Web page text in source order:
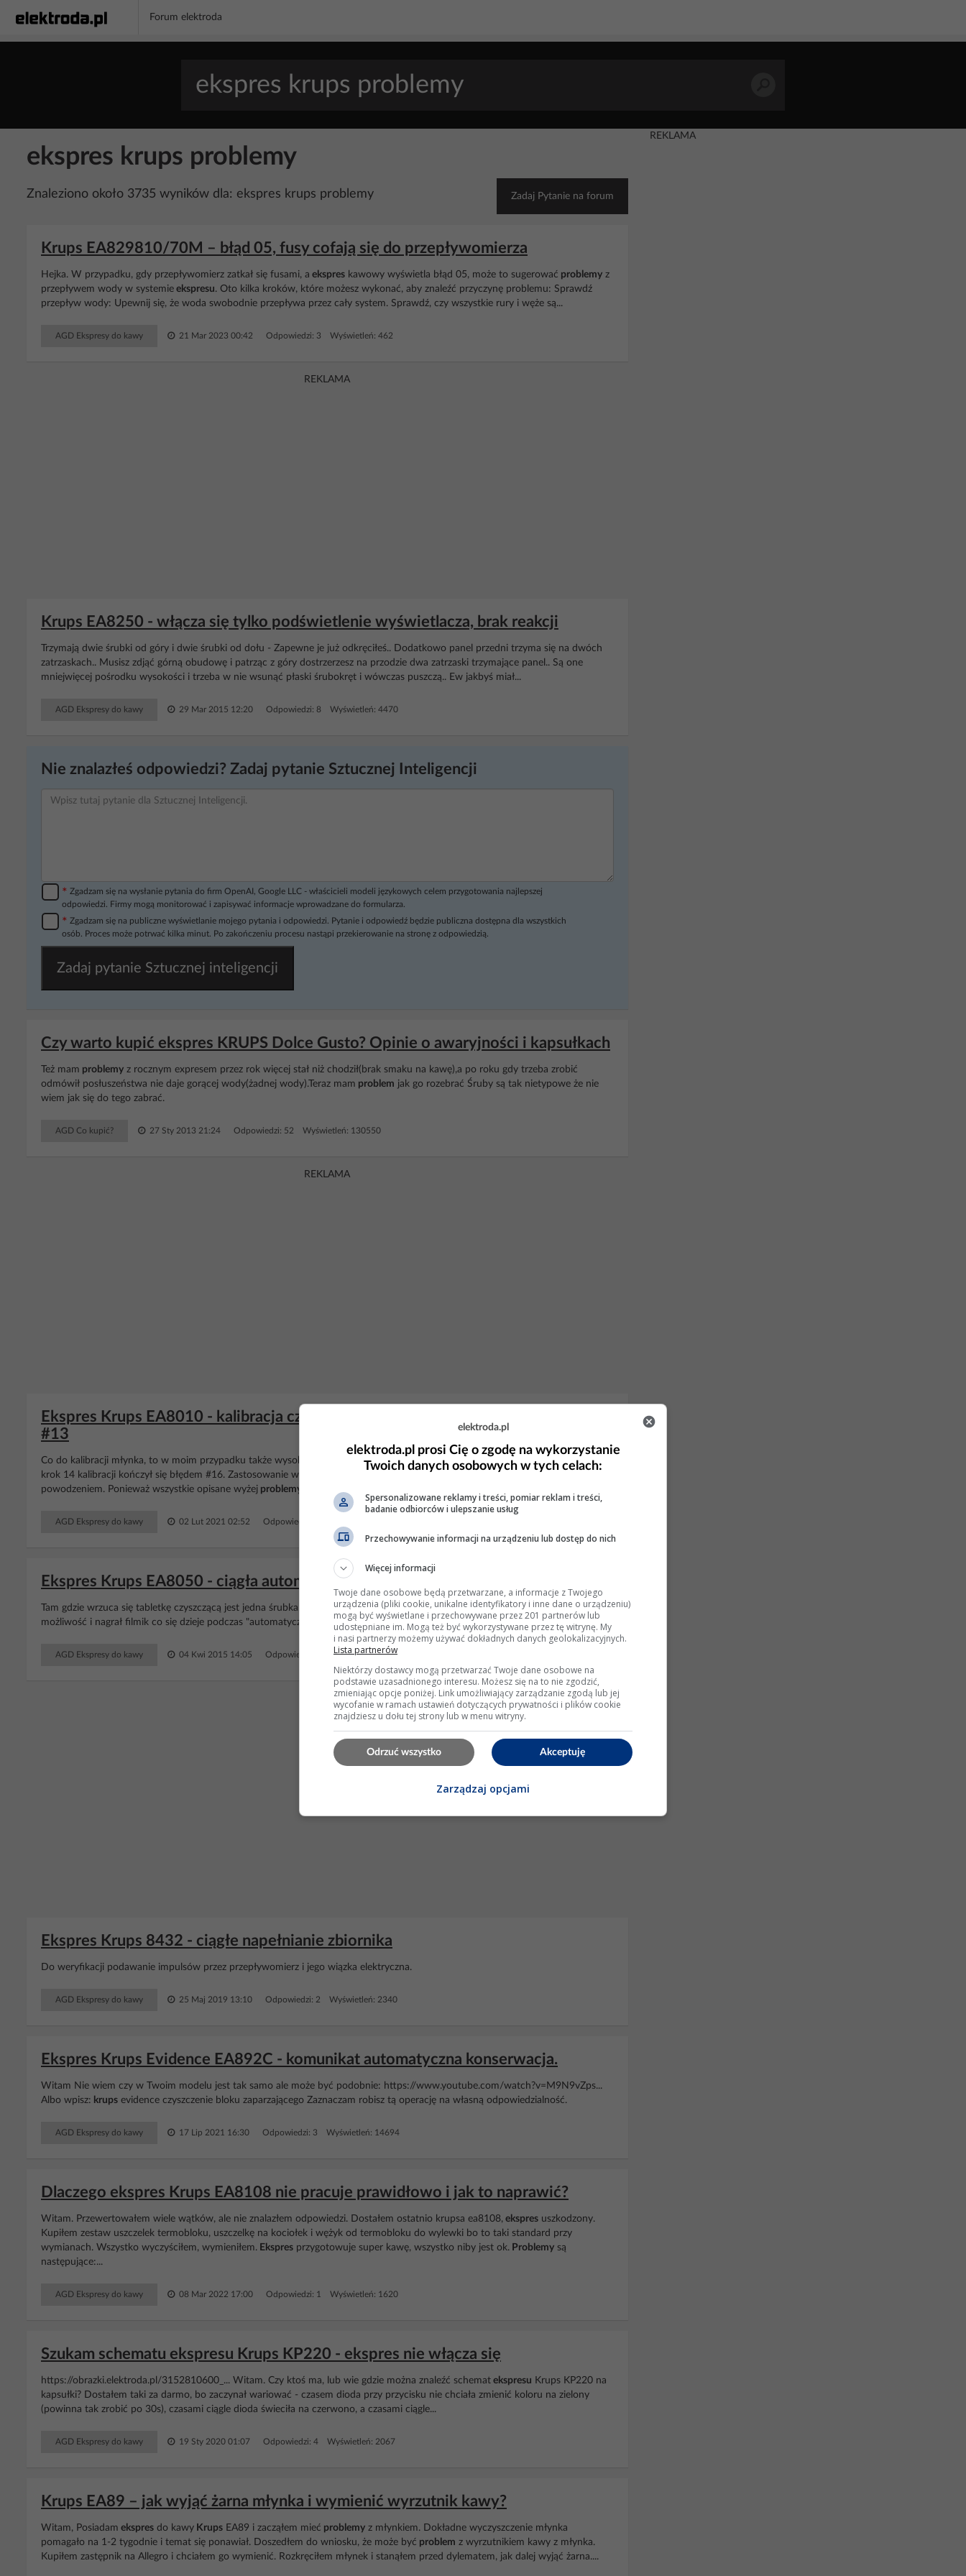
Forum elektroda
ekspres krups problemy
Znaleziono około 3735 wyników dla: ekspres krups problemy Zadaj Pytanie na forum
Krups EA829810/70M – błąd 05, fusy cofają się do przepływomierza
Hejka. W przypadku, gdy przepływomierz zatkał się fusami, a ekspres kawowy wyświetla błąd 05, może to sugerować problemy z
przepływem wody w systemie ekspresu. Oto kilka kroków, które możesz wykonać, aby znaleźć przyczynę problemu: Sprawdź
przepływ wody: Upewnij się, że woda swobodnie przepływa przez cały system. Sprawdź, czy wszystkie rury i węże są...
AGD Ekspresy do kawy 21 Mar 2023 00:42 Odpowiedzi: 3 Wyświetleń: 462
REKLAMA
Krups EA8250 - włącza się tylko podświetlenie wyświetlacza, brak reakcji
Trzymają dwie śrubki od góry i dwie śrubki od dołu - Zapewne je już odkręciłeś.. Dodatkowo panel przedni trzyma się na dwóch
zatrzaskach.. Musisz zdjąć górną obudowę i patrząc z góry dostrzerzesz na przodzie dwa zatrzaski trzymające panel.. Są one
mniejwięcej pośrodku wysokości i trzeba w nie wsunąć płaski śrubokręt i wówczas puszczą.. Ew jakbyś miał...
AGD Ekspresy do kawy 29 Mar 2015 12:20 Odpowiedzi: 8 Wyświetleń: 4470
Nie znalazłeś odpowiedzi? Zadaj pytanie Sztucznej Inteligencji
* Zgadzam się na wysłanie pytania do firm OpenAI, Google LLC - właścicieli modeli językowych celem przygotowania najlepszej
odpowiedzi. Firmy mogą monitorować i zapisywać informacje wprowadzane do formularza.
* Zgadzam się na publiczne wyświetlanie mojego pytania i odpowiedzi. Pytanie i odpowiedź będzie publiczna dostępna dla wszystkich
osób. Proces może potrwać kilka minut. Po zakończeniu procesu nastąpi przekierowanie na stronę z odpowiedzią.
Zadaj pytanie Sztucznej inteligencji
Czy warto kupić ekspres KRUPS Dolce Gusto? Opinie o awaryjności i kapsułkach
Też mam problemy z rocznym expresem przez rok więcej stał niż chodził(brak smaku na kawę),a po roku gdy trzeba zrobić
odmówił posłuszeństwa nie daje gorącej wody(żadnej wody).Teraz mam problem jak go rozebrać Śruby są tak nietypowe że nie
wiem jak się do tego zabrać.
AGD Co kupić? 27 Sty 2013 21:24 Odpowiedzi: 52 Wyświetleń: 130550
REKLAMA
Ekspres Krups EA8010 - kalibracja czasu pracy młynka - niepowodzenie - błąd
#13
Co do kalibracji młynka, to w moim przypadku także wysokość nakrętki 10mm jako "pastylki kalibracyjnej" okazała się zbyt mała -
krok 14 kalibracji kończył się błędem #16. Zastosowanie wyższej nakrętki 12+ mm pozwoliło zakończyć kalibrację młynka
powodzeniem. Ponieważ wszystkie opisane wyżej problemy
AGD Ekspresy do kawy 02 Lut 2021 02:52 Odpowiedzi: 3 Wyświetleń: 6762
Ekspres Krups EA8050 - ciągła automatyczna konserwacja, jak to naprawić?
Tam gdzie wrzuca się tabletkę czyszczącą jest jedna śrubka.. Odkręć ją i wyjmij tą kratkę.. Najlepiej by było wówczas jakbyś miał
możliwość i nagrał filmik co się dzieje podczas "automatycznej konserwacji"
AGD Ekspresy do kawy 04 Kwi 2015 14:05 Odpowiedzi: 4 Wyświetleń: 19458
REKLAMA
Ekspres Krups 8432 - ciągłe napełnianie zbiornika
Do weryfikacji podawanie impulsów przez przepływomierz i jego wiązka elektryczna.
AGD Ekspresy do kawy 25 Maj 2019 13:10 Odpowiedzi: 2 Wyświetleń: 2340
Ekspres Krups Evidence EA892C - komunikat automatyczna konserwacja.
Witam Nie wiem czy w Twoim modelu jest tak samo ale może być podobnie: https://www.youtube.com/watch?v=M9N9vZps...
Albo wpisz: krups evidence czyszczenie bloku zaparzającego Zaznaczam robisz tą operację na własną odpowiedzialność.
AGD Ekspresy do kawy 17 Lip 2021 16:30 Odpowiedzi: 3 Wyświetleń: 14694
Dlaczego ekspres Krups EA8108 nie pracuje prawidłowo i jak to naprawić?
Witam. Przewertowałem wiele wątków, ale nie znalazłem odpowiedzi. Dostałem ostatnio krupsa ea8108, ekspres uszkodzony.
Kupiłem zestaw uszczelek termobloku, uszczelkę na kociołek i wężyk od termobloku do wylewki bo to taki standard przy
wymianach. Wszystko wyczyściłem, wymieniłem. Ekspres przygotowuje super kawę, wszystko niby jest ok. Problemy są
następujące:...
AGD Ekspresy do kawy 08 Mar 2022 17:00 Odpowiedzi: 1 Wyświetleń: 1620
Szukam schematu ekspresu Krups KP220 - ekspres nie włącza się
https://obrazki.elektroda.pl/3152810600_... Witam. Czy ktoś ma, lub wie gdzie można znaleźć schemat ekspresu Krups KP220 na
kapsułki? Dostałem taki za darmo, bo zaczynał wariować - czasem dioda przy przycisku nie chciała zmienić koloru na zielony
(powinna tak zrobić po 30s), czasami ciągle dioda świeciła na czerwono, a czasami ciągle...
AGD Ekspresy do kawy 19 Sty 2020 01:07 Odpowiedzi: 4 Wyświetleń: 2067
Krups EA89 – jak wyjąć żarna młynka i wymienić wyrzutnik kawy?
Witam, Posiadam ekspres do kawy Krups EA89 i zacząłem mieć problemy z młynkiem. Dokładne wyczyszczenie młynka
pomagało na 1-2 tygodnie i temat się ponawiał. Doszedłem do wniosku, że może być problem z wyrzutnikiem kawy z młynka.
Kupiłem zastępnik na Allegro i chciałem go wymienić. Rozkręciłem młynek i stanąłem przed dylematem, jak dalej wyjąć żarna....
REKLAMA
elektroda.pl
elektroda.pl prosi Cię o zgodę na wykorzystanie
Twoich danych osobowych w tych celach:
Spersonalizowane reklamy i treści, pomiar reklam i treści,
badanie odbiorców i ulepszanie usług
Przechowywanie informacji na urządzeniu lub dostęp do nich
Więcej informacji
Twoje dane osobowe będą przetwarzane, a informacje z Twojego
urządzenia (pliki cookie, unikalne identyfikatory i inne dane o urządzeniu)
mogą być wyświetlane i przechowywane przez 201 partnerów lub
udostępniane im. Mogą też być wykorzystywane przez tę witrynę. My
i nasi partnerzy możemy używać dokładnych danych geolokalizacyjnych.
Lista partnerów
Niektórzy dostawcy mogą przetwarzać Twoje dane osobowe na
podstawie uzasadnionego interesu. Możesz się na to nie zgodzić,
zmieniając opcje poniżej. Link umożliwiający zarządzanie zgodą lub jej
wycofanie w ramach ustawień dotyczących prywatności i plików cookie
znajdziesz u dołu tej strony lub w menu witryny.
Akceptuję
Odrzuć wszystko
Zarządzaj opcjami